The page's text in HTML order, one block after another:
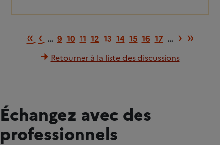
Première page
« Page précédente
‹ … 9 10 11 12 13 14 15 16 17 … Page
› »
Retourner à la liste des discussions
Échangez avec des
professionnels